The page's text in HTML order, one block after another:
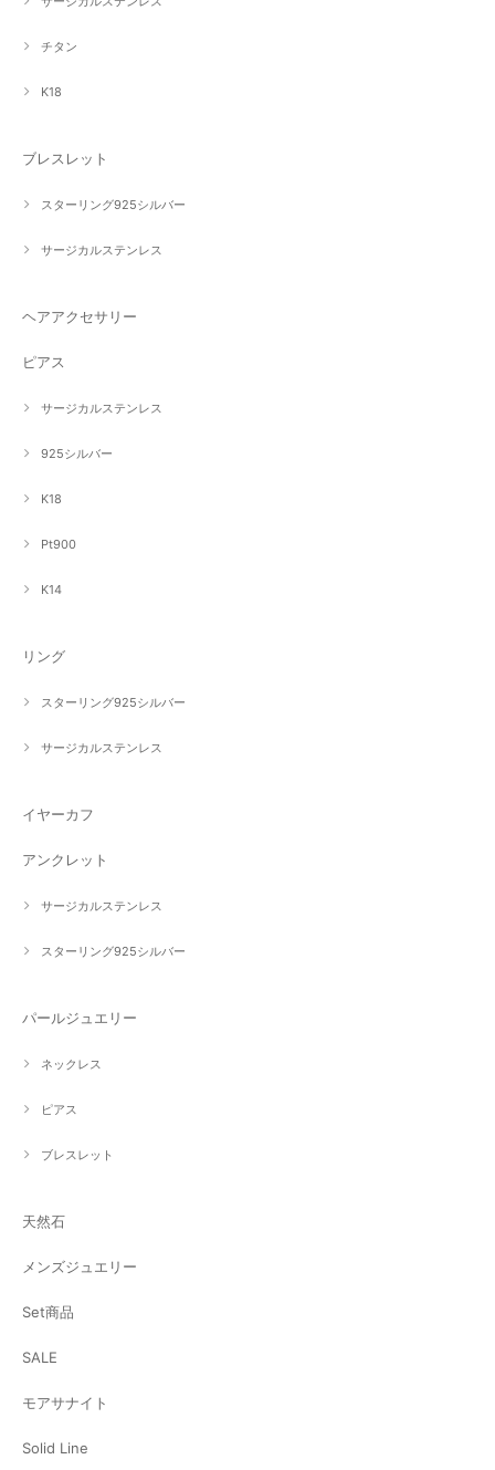
チタン
K18
ブレスレット
スターリング925シルバー
サージカルステンレス
ヘアアクセサリー
ピアス
サージカルステンレス
925シルバー
K18
Pt900
K14
リング
スターリング925シルバー
サージカルステンレス
イヤーカフ
アンクレット
サージカルステンレス
スターリング925シルバー
パールジュエリー
ネックレス
ピアス
ブレスレット
天然石
メンズジュエリー
Set商品
SALE
モアサナイト
Solid Line